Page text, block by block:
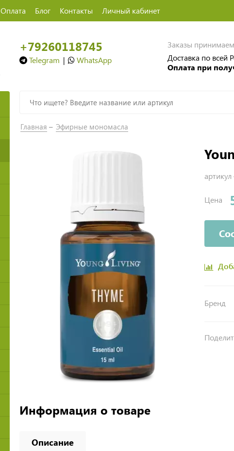
Оплата Блог Контакты Личный кабинет
+79260118745
Telegram | WhatsApp
Заказы
Доставка по всей
Оплата при
Главная Эфирные мономасла
артикул
Цена
Бренд
Информация о товаре
Описание